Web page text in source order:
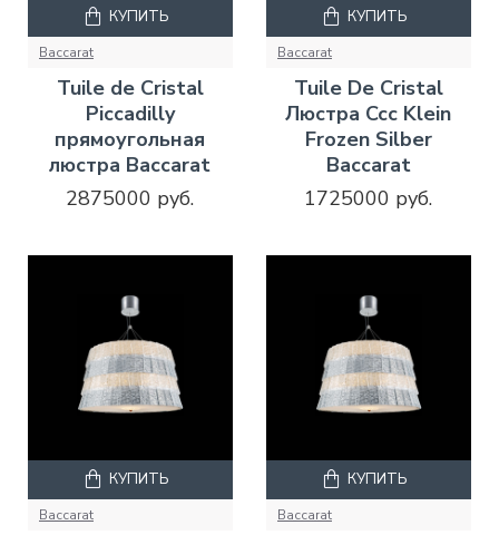
Baccarat
Tuile de Cristal
Piccadilly
прямоугольная
люстра Baccarat
2875000 руб.
КУПИТЬ
Baccarat
Tuile De Cristal
Люстра Ccc Klein
Frozen Silber
Baccarat
1725000 руб.
КУПИТЬ
Baccarat
КУПИТЬ
Baccarat
КУПИТЬ